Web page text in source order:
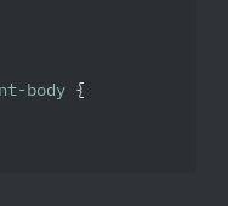
body {